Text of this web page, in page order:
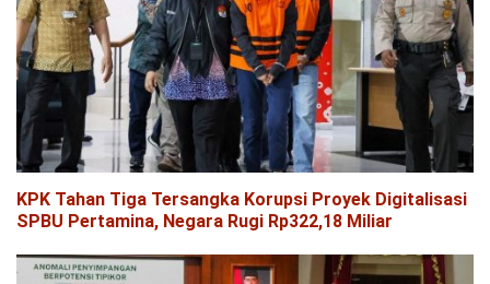
KPK Tahan Tiga Tersangka Korupsi Proyek Digitalisasi
SPBU Pertamina, Negara Rugi Rp322,18 Miliar